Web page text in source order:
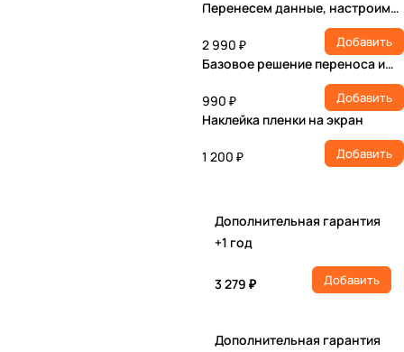
Перенесем данные, настроим
учетную запись, установим ПО
2 990 ₽
Добавить
Базовое решение переноса и
990 ₽
Добавить
Наклейка пленки на экран
1 200 ₽ Добавить
Дополнительная гарантия
+1 год
3 279 ₽ Добавить
Дополнительная гарантия